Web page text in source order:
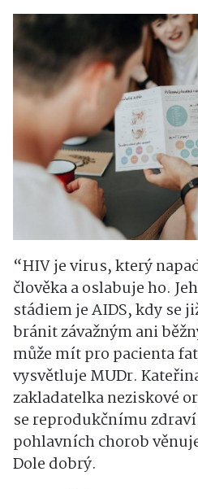
“HIV je virus, který
člověka a oslabuje ho.
stádiem je AIDS, kdy se
bránit závažným ani
může mít pro pacienta
vysvětluje MUDr.
zakladatelka neziskové
se reprodukčnímu
pohlavních chorob
Dole dobrý.